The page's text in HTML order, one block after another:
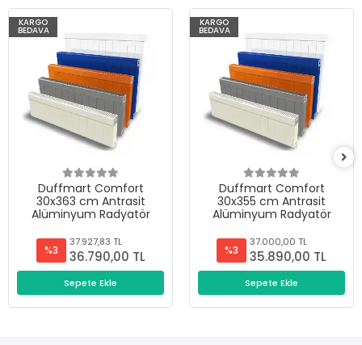
KARGO
BEDAVA
Duffmart Comfort
30x363 cm Antrasit
Alüminyum Radyatör
%3
37.927,83 TL
36.790,00 TL
Sepete Ekle
KARGO
BEDAVA
Duffmart Comfort
30x355 cm Antrasit
Alüminyum Radyatör
%3
37.000,00 TL
35.890,00 TL
Sepete Ekle